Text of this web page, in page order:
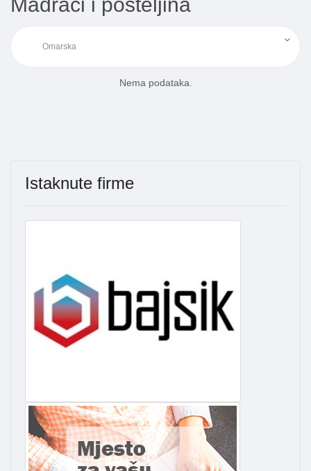
Madraci i posteljina
Nema podataka.
Istaknute firme